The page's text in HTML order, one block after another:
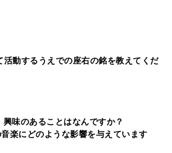
活動するうえでの座右の銘を教えてくだ
興味のあることはなんですか？
楽にどのような影響を与えています